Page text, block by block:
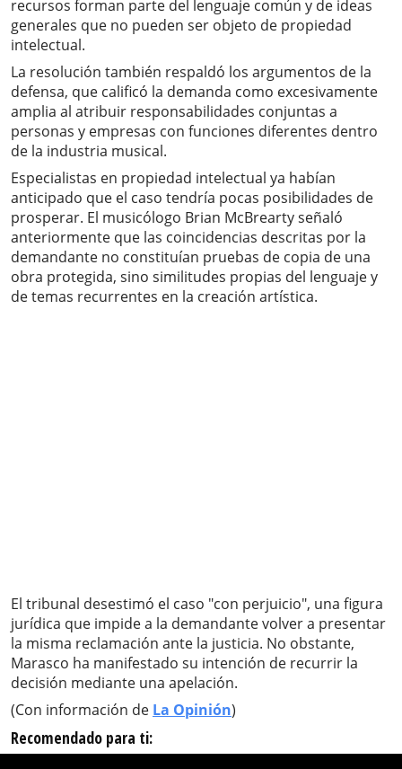
recursos forman parte del lenguaje común y de ideas
generales que no pueden ser objeto de propiedad
intelectual.
La resolución también respaldó los argumentos de la
defensa, que calificó la demanda como excesivamente
amplia al atribuir responsabilidades conjuntas a
personas y empresas con funciones diferentes dentro
de la industria musical.
Especialistas en propiedad intelectual ya habían
anticipado que el caso tendría pocas posibilidades de
prosperar. El musicólogo Brian McBrearty señaló
anteriormente que las coincidencias descritas por la
demandante no constituían pruebas de copia de una
obra protegida, sino similitudes propias del lenguaje y
de temas recurrentes en la creación artística.
El tribunal desestimó el caso "con perjuicio", una figura
jurídica que impide a la demandante volver a presentar
la misma reclamación ante la justicia. No obstante,
Marasco ha manifestado su intención de recurrir la
decisión mediante una apelación.
(Con información de La Opinión)
Recomendado para ti: